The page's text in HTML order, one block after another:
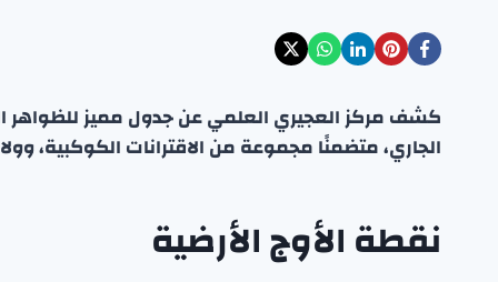
كشف مركز العجيري العلمي عن جدول مميز للظواهر
الجاري، متضمنًا مجموعة من الاقترانات الكوكبية، وولادة هلال شهر صفر
نقطة الأوج الأرضية